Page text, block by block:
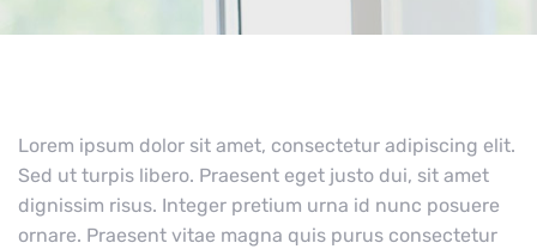
Lorem ipsum dolor sit amet, consectetur adipiscing elit.
Sed ut turpis libero. Praesent eget justo dui, sit amet
dignissim risus. Integer pretium urna id nunc posuere
ornare. Praesent vitae magna quis purus consectetur